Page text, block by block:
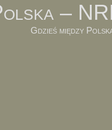
–
Gdzieś między